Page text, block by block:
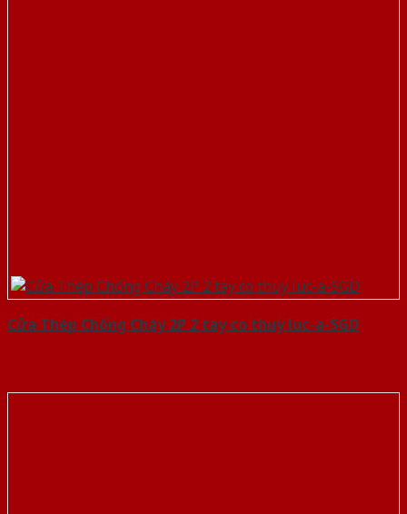
Cửa Thép Chống Cháy 2P 2 tay co thuy luc-a-SGD